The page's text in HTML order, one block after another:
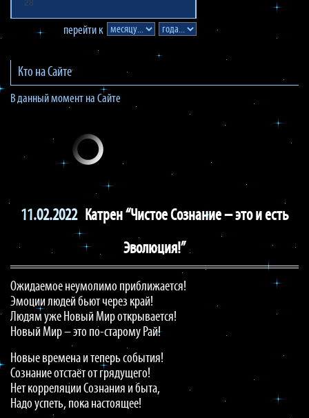
28
перейти к
Кто на Сайте
В данный момент на Сайте
11.02.2022 Катрен “Чистое Сознание – это и есть
Эволюция!”
Ожидаемое неумолимо приближается!
Эмоции людей бьют через край!
Людям уже Новый Мир открывается!
Новый Мир – это по-старому Рай!
Новые времена и теперь события!
Сознание отстаёт от грядущего!
Нет корреляции Сознания и быта,
Надо успеть, пока настоящее!